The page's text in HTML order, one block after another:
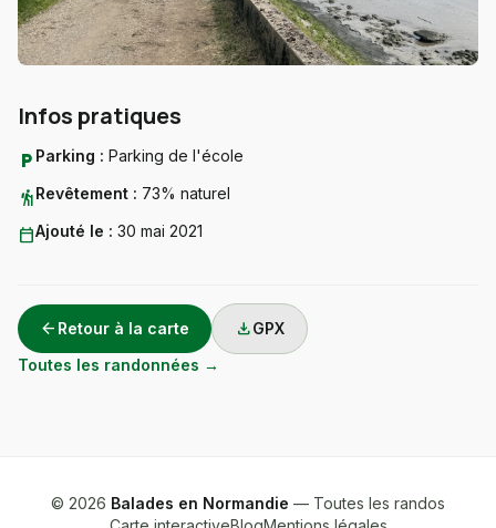
Infos pratiques
local_parking Parking : Parking de l'école
hikingRevêtement : 73% naturel
calendar_todayAjouté le : 30 mai 2021
arrow_back Retour à la carte downloadGPX
Toutes les randonnées →
© 2026 Balades en Normandie — Toutes les randos